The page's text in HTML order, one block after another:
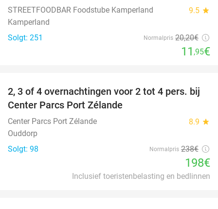
STREETFOODBAR Foodstube Kamperland 9.5 star
Kamperland
Solgt: 251
Normalpris 20,20€
11 ,95€
17%
2, 3 of 4 overnachtingen voor 2 tot 4 pers. bij
Center Parcs Port Zélande
Center Parcs Port Zélande 8.9 star
Ouddorp
Solgt: 98
Normalpris 238€
198€
Inclusief toeristenbelasting en bedlinnen